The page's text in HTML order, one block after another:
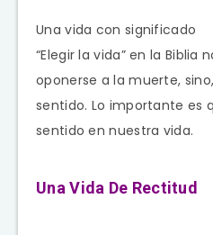
Una vida con significado
“Elegir la vida” en la Biblia
oponerse a la muerte,
sentido. Lo importante es
sentido en nuestra vida.
Una Vida De Rectitud